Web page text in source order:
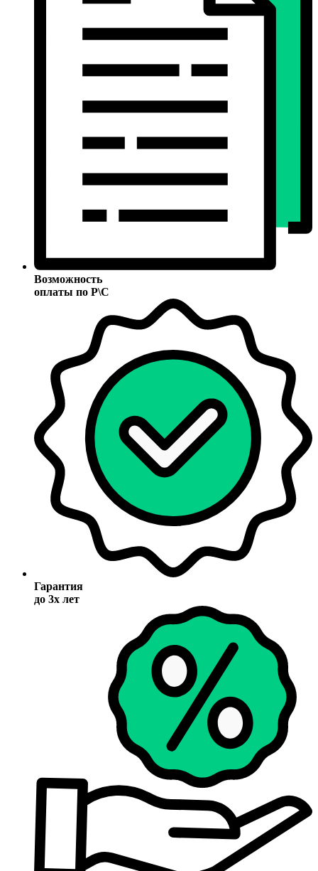
Возможность
оплаты по Р\С
Гарантия
до 3х лет